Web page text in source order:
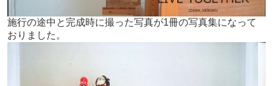
施行の途中と完成時に撮った写真が1冊の写真集になって
おりました。